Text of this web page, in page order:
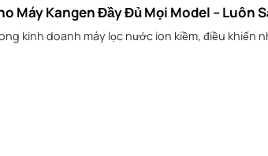
Máy Kangen Đầy Đủ Mọi Model – Luôn
kinh doanh máy lọc nước ion kiềm, điều khiến